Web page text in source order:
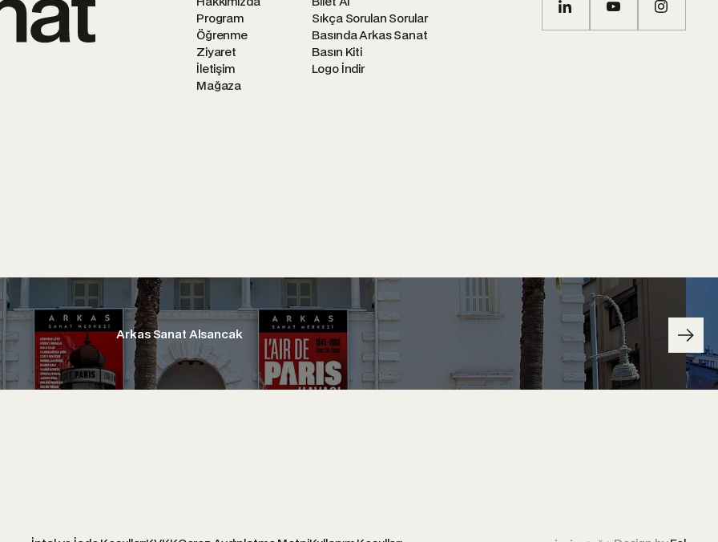
Program
Öğrenme
Ziyaret
İletişim
Mağaza
Sıkça Sorulan Sorular
Basında Arkas Sanat
Basın Kiti
Logo İndir
Arkas Sanat Alsancak